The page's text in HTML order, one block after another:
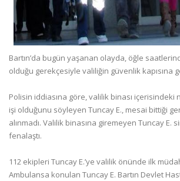
Bartın’da bugün yaşanan olayda, öğle
olduğu gerekçesiyle valiliğin güvenlik kapısına
Polisin iddiasına göre, valilik binası
işi olduğunu söyleyen Tuncay E., mesai bittiği
alınmadı. Valilik binasına giremeyen Tuncay E.
fenalaştı.
112 ekipleri Tuncay E.’ye valilik önünde ilk
Ambulansa konulan Tuncay E. Bartın Devlet